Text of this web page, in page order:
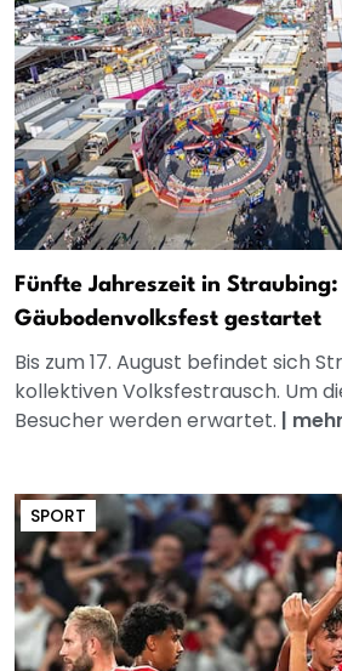
Fünfte Jahreszeit in Straubing:
Gäubodenvolksfest gestartet
Bis zum 17. August befindet sich
kollektiven Volksfestrausch. Um
Besucher werden erwartet. | mehr
SPORT